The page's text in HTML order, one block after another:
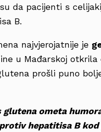
da pacijenti s
B.
najvjerojatnije je
u Mađarskoj
prošli puno
glutena ometa
hepatitisa B